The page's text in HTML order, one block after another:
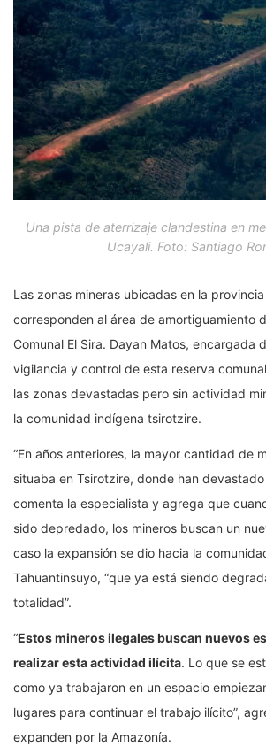
Una pista de aterrizaje clandestina en
Ucayali. Foto: Santiago
Las zonas mineras ubicadas en la
corresponden al área de amortiguamiento
Comunal El Sira. Dayan Matos, encargada
vigilancia y control de esta reserva
las zonas devastadas pero sin actividad
la comunidad indígena tsirotzire.
“En años anteriores, la mayor cantidad de
situaba en Tsirotzire, donde han
comenta la especialista y agrega que
sido depredado, los mineros buscan un
caso la expansión se dio hacia la
Tahuantinsuyo, “que ya está siendo
totalidad”.
“Estos mineros ilegales buscan nuevos
realizar esta actividad ilícita. Lo que se
como ya trabajaron en un espacio
lugares para continuar el trabajo ilícito”,
expanden por la Amazonía.